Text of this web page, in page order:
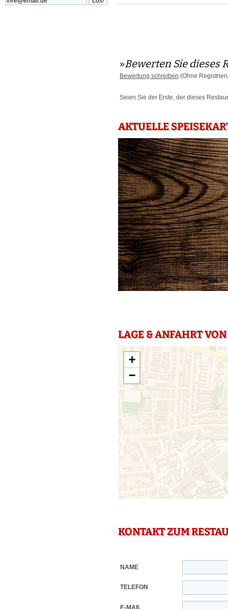
»Bewerten Sie dieses
Bewertung schreiben (Ohne
Seien Sie der Erste, der dieses
AKTUELLE
LAGE & ANFAHRT
+
−
KONTAKT ZUM
NAME
TELEFON
E-MAIL